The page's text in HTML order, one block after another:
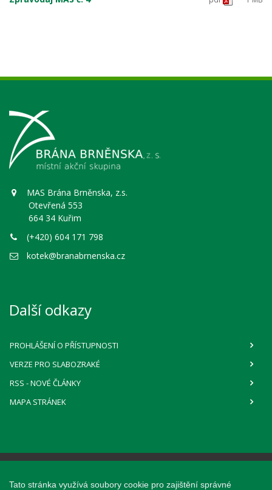
MAS Brána Brněnska, z.s.
Otevřená 553
664 34 Kuřim
(+420) 604 171 798
kotek@branabrnenska.cz
Další odkazy
PROHLÁŠENÍ O PŘÍSTUPNOSTI
VERZE PRO SLABOZRAKÉ
RSS - NOVÉ ČLÁNKY
MAPA STRÁNEK
Webové stránky pro obce a občany
Tato stránka využívá soubory cookie pro zajištění správné